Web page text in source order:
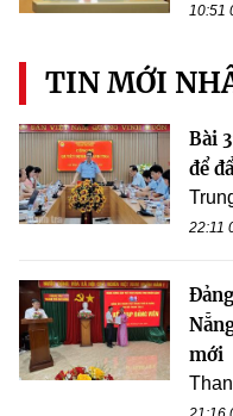
10:51
TIN MỚI
Bài
để
22:11
mới